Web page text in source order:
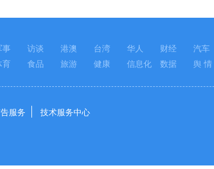
事 访谈 港澳 台湾 华人 财经 汽车
育 食品 旅游 健康 信息化 数据 舆 情
服务 技术服务中心